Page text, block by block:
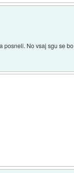
posneli. No vsaj sgu se bo